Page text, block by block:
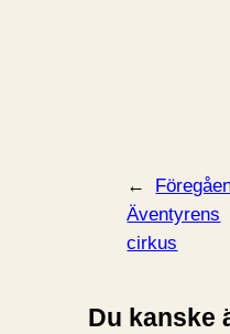
←
Äventyrens
cirkus
Du kanske